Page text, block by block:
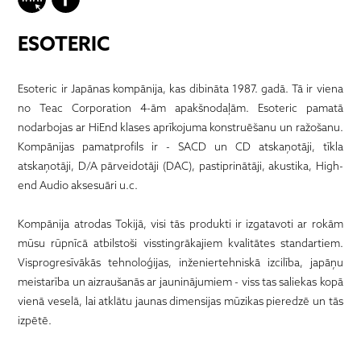
ESOTERIC
Esoteric ir Japānas kompānija, kas dibināta 1987. gadā. Tā ir viena
no Teac Corporation 4-ām apakšnodaļām. Esoteric pamatā
nodarbojas ar HiEnd klases aprīkojuma konstruēšanu un ražošanu.
Kompānijas pamatprofils ir - SACD un CD atskaņotāji, tīkla
atskaņotāji, D/A pārveidotāji (DAC), pastiprinātāji, akustika, High-
end Audio aksesuāri u.c.
Kompānija atrodas Tokijā, visi tās produkti ir izgatavoti ar rokām
mūsu rūpnīcā atbilstoši visstingrākajiem kvalitātes standartiem.
Visprogresīvākās tehnoloģijas, inženiertehniskā izcilība, japāņu
meistarība un aizraušanās ar jauninājumiem - viss tas saliekas kopā
vienā veselā, lai atklātu jaunas dimensijas mūzikas pieredzē un tās
izpētē.